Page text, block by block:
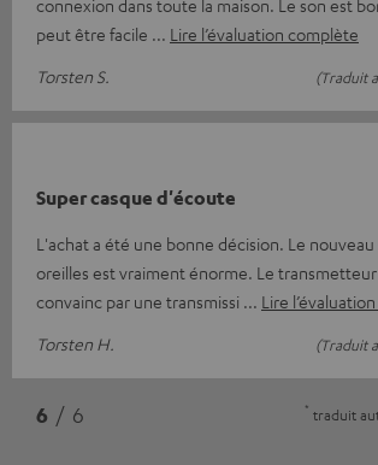
connexion dans toute la maison. Le son est
peut être facile
Lire l’évaluation complète
Torsten S.
(Traduit
Super casque d'écoute
L'achat a été une bonne décision. Le nouveau
oreilles est vraiment énorme. Le
convainc par une transmissi
Lire
Torsten H.
(Traduit
6 / 6 * traduit